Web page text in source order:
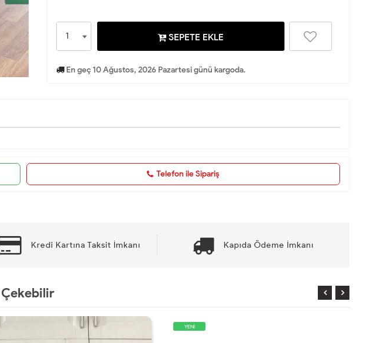
SEPETE EKLE
En geç 10 Ağustos, 2026 Pazartesi günü kargoda.
Telefon ile Sipariş
Kredi Kartına Taksit İmkanı Kapıda Ödeme İmkanı
YENİ